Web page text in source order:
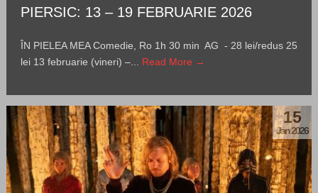
PIERSIC: 13 – 19 FEBRUARIE 2026
ÎN PIELEA MEA Comedie, Ro 1h 30 min AG - 28 lei/redus 25
lei 13 februarie (vineri) –... Read More →
15
Jan 2026